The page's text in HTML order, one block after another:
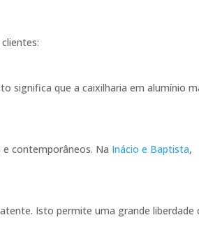
significa que a caixilharia em alumínio
contemporâneos. Na Inácio e Baptista,
Isto permite uma grande liberdade